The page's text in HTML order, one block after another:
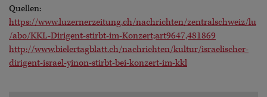
Quellen:
https://www.luzernerzeitung.ch/nachrichten/zentralschweiz/lu
/abo/KKL-Dirigent-stirbt-im-Konzert;art9647,481869
http://www.bielertagblatt.ch/nachrichten/kultur/israelischer-
dirigent-israel-yinon-stirbt-bei-konzert-im-kkl